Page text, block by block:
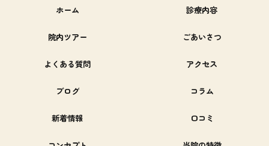
ホーム 診療内容
院内ツアー ごあいさつ
よくある質問 アクセス
ブログ コラム
新着情報 口コミ